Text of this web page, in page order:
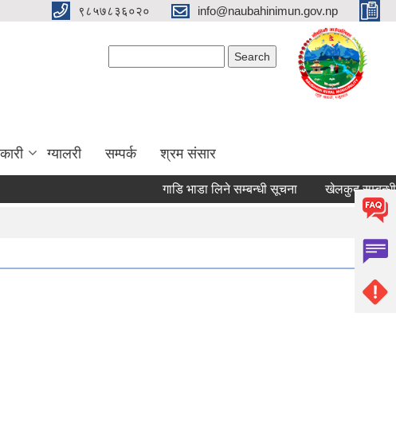
९८५७८३६०२० info@naubahinimun.gov.np
ग्यालरी सम्पर्क श्रम संसार
गाडि भाडा लिने सम्बन्धी सूचना खेलकुद सम्बन्धी सूचना